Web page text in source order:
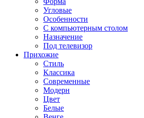
Угловые
Особенности
С компьютерным столом
Назначение
Под телевизор
Прихожие
Стиль
Классика
Современные
Модерн
Цвет
Белые